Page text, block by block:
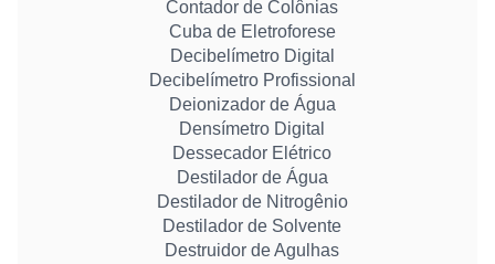
Contador de Colônias
Cuba de Eletroforese
Decibelímetro Digital
Decibelímetro Profissional
Deionizador de Água
Densímetro Digital
Dessecador Elétrico
Destilador de Água
Destilador de Nitrogênio
Destilador de Solvente
Destruidor de Agulhas